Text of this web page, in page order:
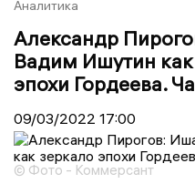
Аналитика
Александр
Вадим Ишутин как
эпохи Гордеева.
09/03/2022 17:00
© Фото - Коммерсант